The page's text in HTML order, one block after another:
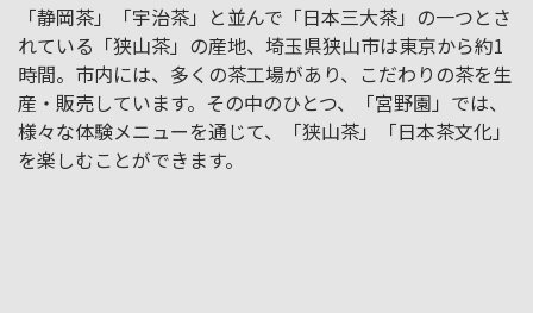
「静岡茶」「宇治茶」と並んで「日本三大茶」の一つとさ
れている「狭山茶」の産地、埼玉県狭山市は東京から約1
時間。市内には、多くの茶工場があり、こだわりの茶を生
産・販売しています。その中のひとつ、「宮野園」では、
様々な体験メニューを通じて、「狭山茶」「日本茶文化」
を楽しむことができます。